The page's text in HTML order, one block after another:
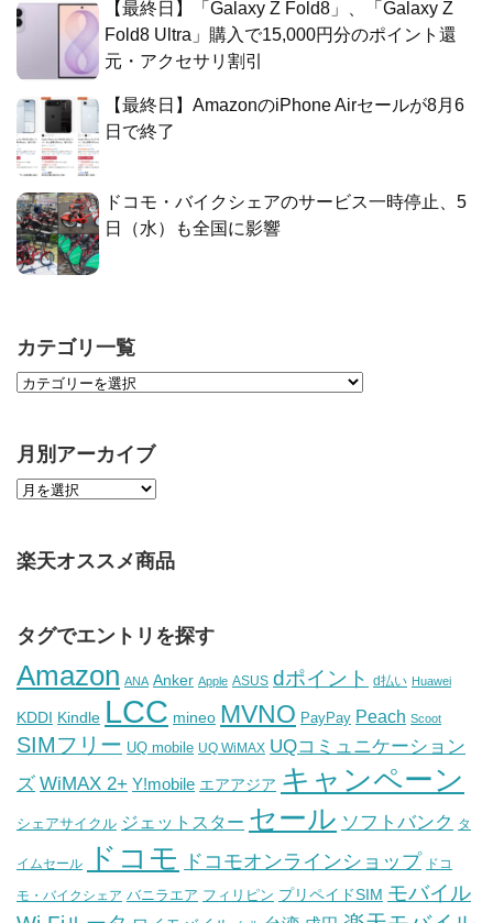
【最終日】「Galaxy Z Fold8」、「Galaxy Z
Fold8 Ultra」購入で15,000円分のポイント還
元・アクセサリ割引
【最終日】AmazonのiPhone Airセールが8月6
日で終了
ドコモ・バイクシェアのサービス一時停止、5
日（水）も全国に影響
カテゴリ一覧
月別アーカイブ
楽天オススメ商品
タグでエントリを探す
Amazon ANA Anker Apple ASUS dポイント d払い Huawei
KDDI Kindle LCC mineo MVNO PayPay Peach Scoot
SIMフリー UQ mobile UQ WiMAX UQコミュニケーション
ズ WiMAX 2+ Y!mobile エアアジア キャンペーン
シェアサイクル ジェットスター セール ソフトバンク タ
イムセール ドコモ ドコモオンラインショップ ドコ
モ・バイクシェア バニラエア フィリピン プリペイドSIM モバイル